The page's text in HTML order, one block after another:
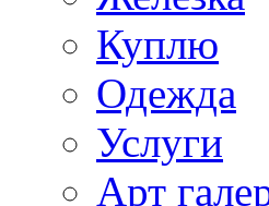
Куплю
Одежда
Услуги
Арт